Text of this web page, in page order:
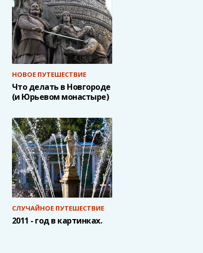
НОВОЕ ПУТЕШЕСТВИЕ
Что делать в Новгороде
(и Юрьевом монастыре)
СЛУЧАЙНОЕ ПУТЕШЕСТВИЕ
2011 - год в картинках.